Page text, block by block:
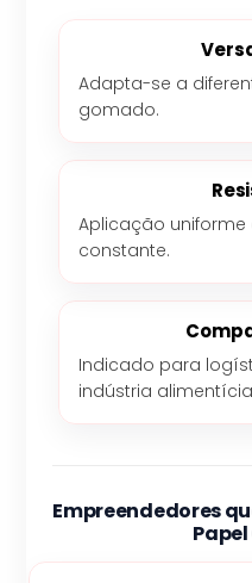
Adapta-se a
gomado.
Aplicação
constante.
Indicado para
indústria
Empreendedores